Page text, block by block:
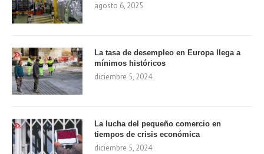
agosto 6, 2025
La tasa de desempleo en Europa llega a
mínimos históricos
diciembre 5, 2024
La lucha del pequeño comercio en
tiempos de crisis económica
diciembre 5, 2024